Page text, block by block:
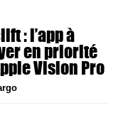
: l’app à
en priorité
Vision Pro